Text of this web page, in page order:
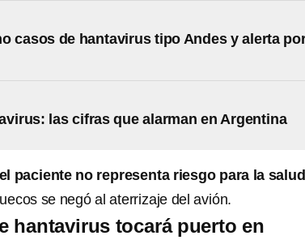
casos de hantavirus tipo Andes y alerta
las cifras que alarman en Argentina
el paciente no representa riesgo para la salud
se negó al aterrizaje del avión.
hantavirus tocará puerto en